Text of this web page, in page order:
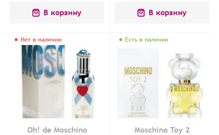
В корзину В корзину
Нет в наличии
Oh! de Moschino
Есть в наличии
Moschino Toy 2